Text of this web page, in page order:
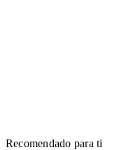
Recomendado para ti